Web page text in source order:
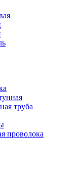
труба
проволока